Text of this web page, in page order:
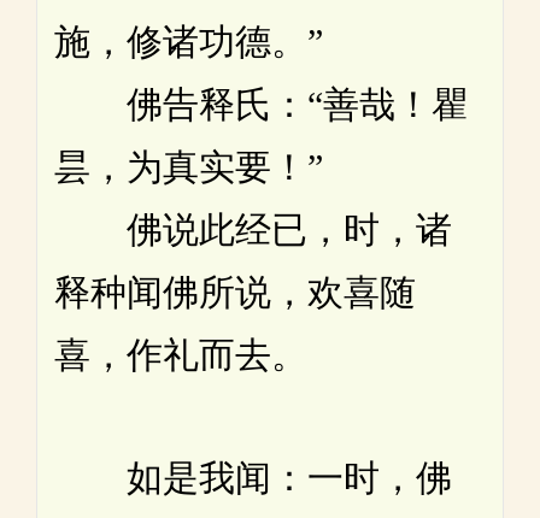
施，修诸功德。”
佛告释氏：“善哉！瞿
昙，为真实要！”
佛说此经已，时，诸
释种闻佛所说，欢喜随
喜，作礼而去。
如是我闻：一时，佛